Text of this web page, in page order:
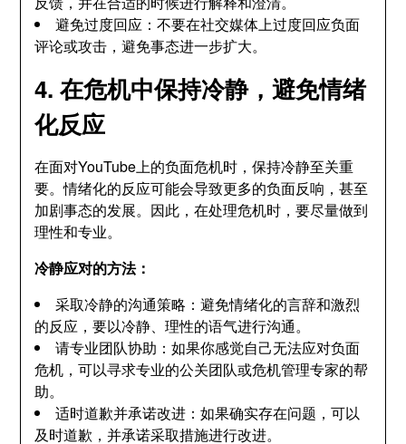
避免过度回应：不要在社交媒体上过度回应负面
评论或攻击，避免事态进一步扩大。
4. 在危机中保持冷静，避免情绪
化反应
在面对YouTube上的负面危机时，保持冷静至关重
要。情绪化的反应可能会导致更多的负面反响，甚至
加剧事态的发展。因此，在处理危机时，要尽量做到
理性和专业。
冷静应对的方法：
采取冷静的沟通策略：避免情绪化的言辞和激烈
的反应，要以冷静、理性的语气进行沟通。
请专业团队协助：如果你感觉自己无法应对负面
危机，可以寻求专业的公关团队或危机管理专家的帮
助。
适时道歉并承诺改进：如果确实存在问题，可以
及时道歉，并承诺采取措施进行改进。